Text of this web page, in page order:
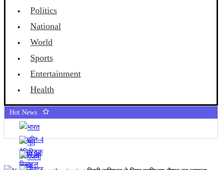
Politics
National
World
Sports
Entertainment
Health
Hot News